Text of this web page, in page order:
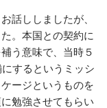
話ししましたが、
。本国との契約に
う意味で、当時５
するというミッシ
ージというものを
勉強させてもらい